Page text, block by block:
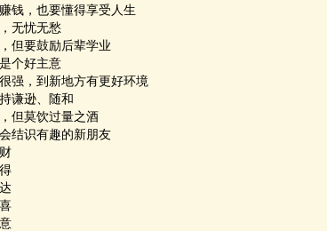
钱，也要懂得享受人生
无忧无愁
但要鼓励后辈学业
个好主意
强，到新地方有更好环境
谦逊、随和
但莫饮过量之酒
结识有趣的新朋友